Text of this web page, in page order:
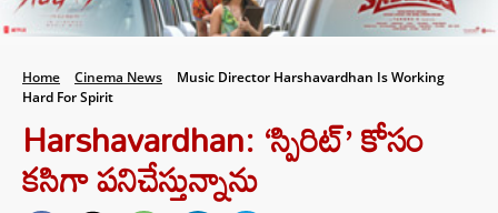
Home Cinema News
Music Director Harshavardhan Is Working
Hard For Spirit
Harshavardhan: ‘స్పిరిట్’ కోసం
కసిగా పనిచేస్తున్నాను